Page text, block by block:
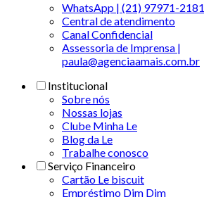
WhatsApp | (21) 97971-2181
Central de atendimento
Canal Confidencial
Assessoria de Imprensa |
paula@agenciaamais.com.br
Institucional
Sobre nós
Nossas lojas
Clube Minha Le
Blog da Le
Trabalhe conosco
Serviço Financeiro
Cartão Le biscuit
Empréstimo Dim Dim